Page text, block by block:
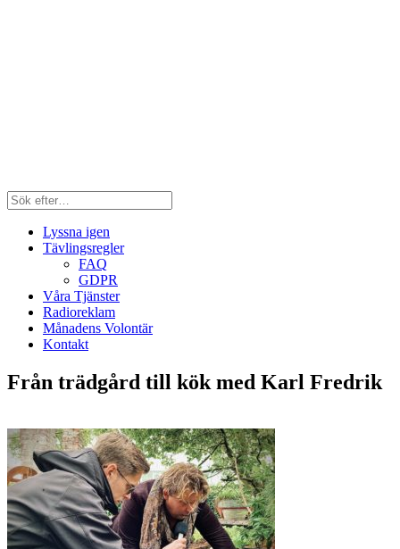
Lyssna igen
Tävlingsregler
FAQ
GDPR
Våra Tjänster
Radioreklam
Månadens Volontär
Kontakt
Från trädgård till kök med Karl Fredrik